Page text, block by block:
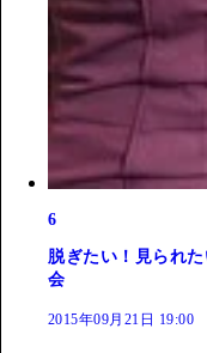
6
脱ぎたい！見られ
会
2015年09月21日 19:00